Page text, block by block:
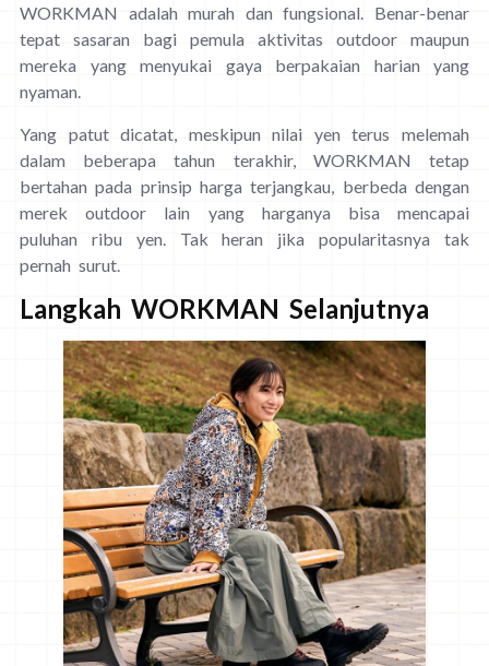
WORKMAN adalah murah dan fungsional. Benar-benar
tepat sasaran bagi pemula aktivitas outdoor maupun
mereka yang menyukai gaya berpakaian harian yang
nyaman.
Yang patut dicatat, meskipun nilai yen terus melemah
dalam beberapa tahun terakhir, WORKMAN tetap
bertahan pada prinsip harga terjangkau, berbeda dengan
merek outdoor lain yang harganya bisa mencapai
puluhan ribu yen. Tak heran jika popularitasnya tak
pernah surut.
Langkah WORKMAN Selanjutnya